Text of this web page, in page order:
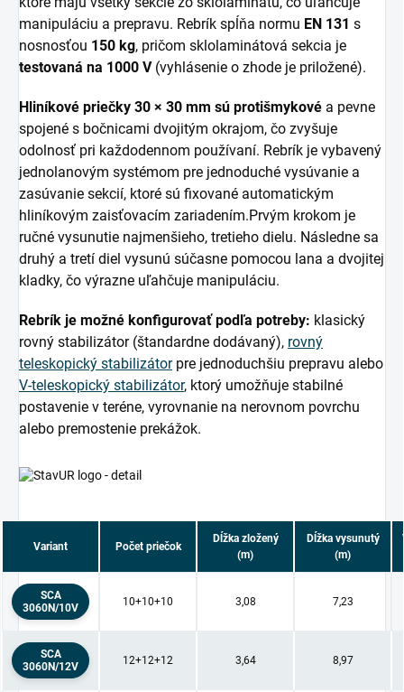
manipuláciu a prepravu. Rebrík spĺňa normu EN 131 s
nosnosťou 150 kg, pričom sklolaminátová sekcia je
testovaná na 1000 V(vyhlásenie o zhode je priložené).
Hliníkové priečky 30 × 30 mm sú protišmykové a pevne
spojené s bočnicami dvojitým okrajom, čo zvyšuje
odolnosť pri každodennom používaní. Rebrík je vybavený
jednolanovým systémom pre jednoduché vysúvanie a
zasúvanie sekcií, ktoré sú fixované automatickým
hliníkovým zaisťovacím zariadením.Prvým krokom je
ručné vysunutie najmenšieho, tretieho dielu. Následne sa
druhý a tretí diel vysunú súčasne pomocou lana a dvojitej
kladky, čo výrazne uľahčuje manipuláciu.
Rebrík je možné konfigurovať podľa potreby: klasický
rovný stabilizátor (štandardne dodávaný), rovný
teleskopický stabilizátorpre jednoduchšiu prepravu alebo
V-teleskopický stabilizátor, ktorý umožňuje stabilné
postavenie v teréne, vyrovnanie na nerovnom povrchu
alebo premostenie prekážok.
Variant Počet priečok
Dĺžka zložený
(m)
Dĺžka vysunutý
(m)
SCA
3060N/10V
10+10+10 3,08 7,23
SCA
3060N/12V
12+12+12 3,64 8,97